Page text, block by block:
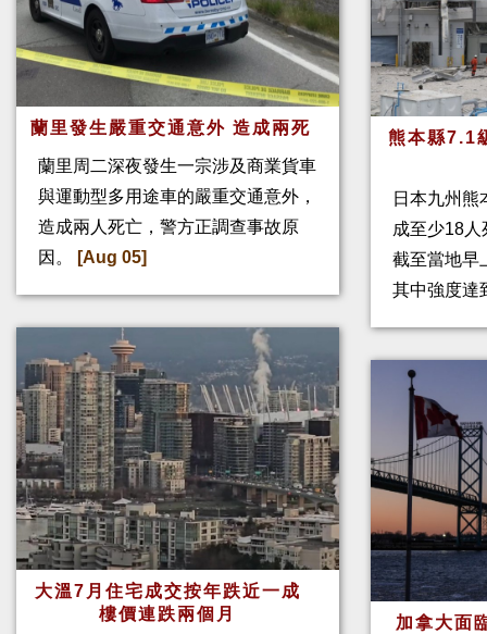
蘭里發生嚴重交通意外 造成兩死
蘭里周二深夜發生一宗涉及商業貨車
與運動型多用途車的嚴重交通意外，
造成兩人死亡，警方正調查事故原
因。
[Aug 05]
大溫7月住宅成交按年跌近一成
樓價連跌兩個月
熊本縣7.1
日本九州熊
成至少18
截至當地早
其中強度達
加拿大面